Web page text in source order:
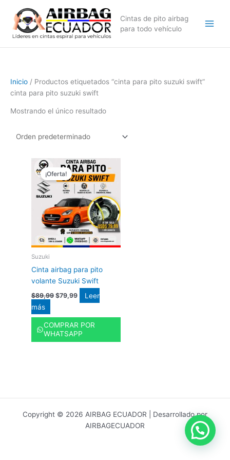
contenido
Cintas de pito airbag
para todo vehículo
Inicio / Productos etiquetados “cinta para pito suzuki swift”
cinta para pito suzuki swift
Mostrando el único resultado
¡Oferta!
Suzuki
Cinta airbag para pito
volante Suzuki Swift
$89,99
precio
original
era:
$89,99.
$79,99
El
precio
actual
es:
$79,99.
Leer
más
COMPRAR POR
WHATSAPP
Copyright © 2026 AIRBAG ECUADOR | Desarrollado por
AIRBAGECUADOR